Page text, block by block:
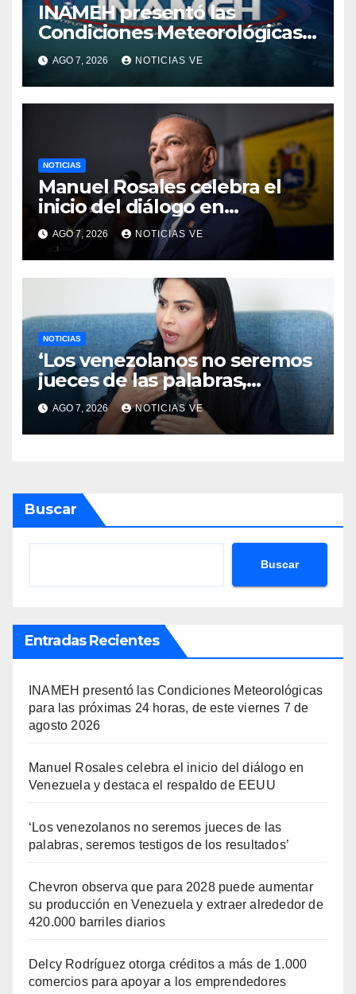
INAMEH presentó las
Condiciones Meteorológicas
para las próximas 24 horas,
de este viernes 7 de agosto
2026
AGO 7, 2026 NOTICIAS VE
NOTICIAS
Manuel Rosales celebra el
inicio del diálogo en
Venezuela y destaca el
respaldo de EEUU
AGO 7, 2026 NOTICIAS VE
NOTICIAS
‘Los venezolanos no seremos
jueces de las palabras,
seremos testigos de los
resultados’
AGO 7, 2026 NOTICIAS VE
Buscar
Buscar
Entradas Recientes
INAMEH presentó las Condiciones Meteorológicas
para las próximas 24 horas, de este viernes 7 de
agosto 2026
Manuel Rosales celebra el inicio del diálogo en
Venezuela y destaca el respaldo de EEUU
‘Los venezolanos no seremos jueces de las
palabras, seremos testigos de los resultados’
Chevron observa que para 2028 puede aumentar
su producción en Venezuela y extraer alrededor de
420.000 barriles diarios
Delcy Rodríguez otorga créditos a más de 1.000
comercios para apoyar a los emprendedores